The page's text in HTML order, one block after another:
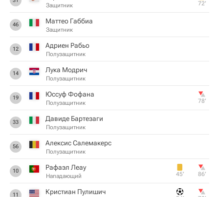
Защитник 72‎’‎
46 Маттео Габбиа
Защитник
12 Адриен Рабьо
Полузащитник
14 Лука Модрич
Полузащитник
19 Юссуф Фофана
Полузащитник 78‎’‎
33 Давиде Бартезаги
Полузащитник
56 Алексис Салемакерс
Полузащитник
10 Рафаэл Леау
Нападающий 45‎’‎ 86‎’‎
11 Кристиан Пулишич